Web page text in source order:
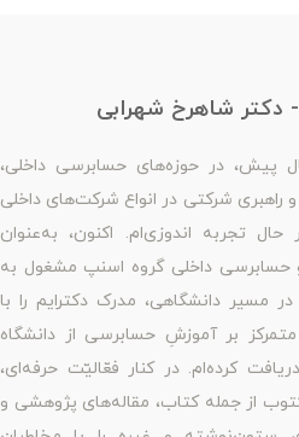
دکتر شاهرخ شهرابی
15 سال پیش، در حوزه‌های حسابرسی داخلی،
شرکتی در انواع شرکت‌های داخلی
حال تجربه اندوزی‌ام. اکنون، به‌عنوان
داخلی گروه اسنپ مشغول به
مسیر دانشگاهی، مدرک دکترایم را با
متمرکز بر آموزشِ حسابرسی از دانشگاه
کرده‌ام. در کنار فعّالیّت حرفه‌ای،
اثرِ مکتوب از جمله کتاب، مقاله‌های پژوهشی و